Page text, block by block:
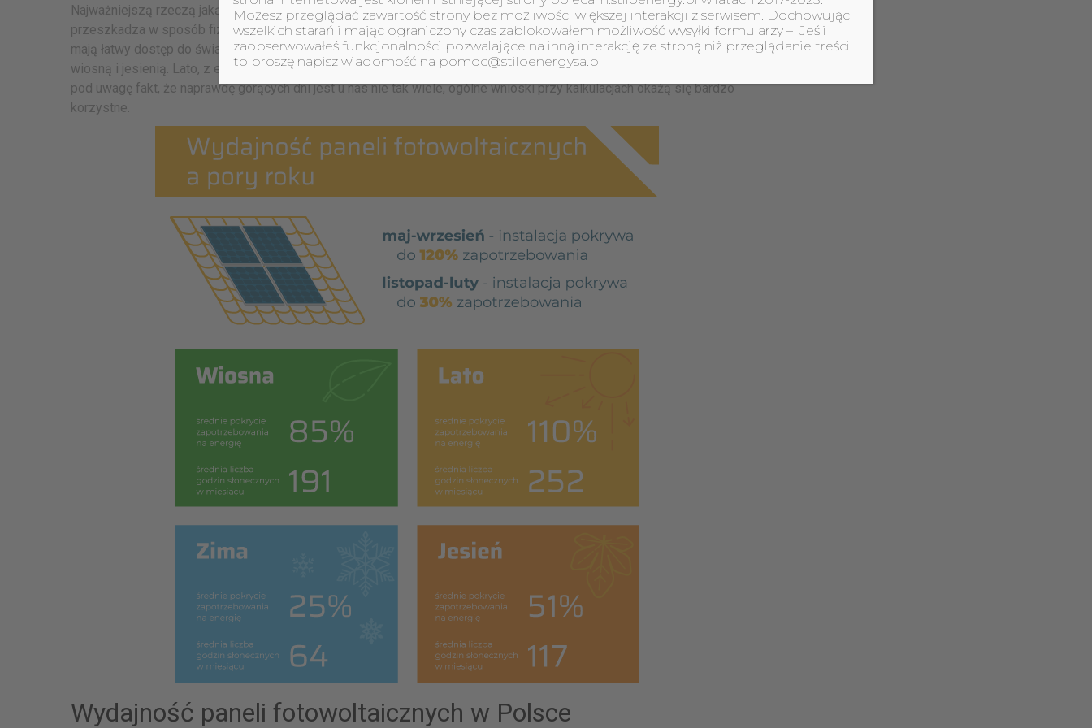
Najważniejszą rzeczą jaką powinniśmy wziąć pod uwagę, w kontekście pór roku jest fakt, czy panelom coś
przeszkadza w sposób fizyczny, czy nie. Należy zadać sobie pytania, czy na panelach zalega śnieg lub liście albo czy
mają łatwy dostęp do światła. Biorąc pod uwagę wydajność ich działania, paradoksalnie najlepiej będą funkcjonować
wiosną i jesienią. Lato, z ekstremalnymi temperaturami, może lekko zmniejszać wydajność systemu. Biorąc jednak
pod uwagę fakt, że naprawdę gorących dni jest u nas nie tak wiele, ogólne wnioski przy kalkulacjach okażą się bardzo
korzystne.
Wydajność paneli fotowoltaicznych w Polsce
Możesz przeglądać zawartość strony bez możliwości większej interakcji z serwisem. Dochowując
wszelkich starań i mając ograniczony czas zablokowałem możliwość wysyłki formularzy – Jeśli
zaobserwowałeś funkcjonalności pozwalające na inną interakcję ze stroną niż przeglądanie treści
to proszę napisz wiadomość na pomoc@stiloenergysa.pl